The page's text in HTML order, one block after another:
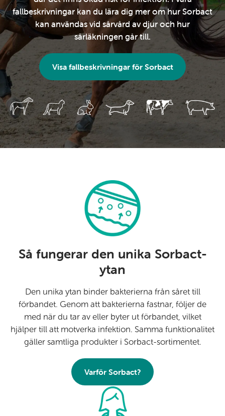
fallbeskrivningar kan du lära dig mer om hur Sorbact
kan användas vid sårvård av djur och hur
sårläkningen går till.
Visa fallbeskrivningar för Sorbact
Så fungerar den unika Sorbact-
ytan
Den unika ytan binder bakterierna från såret till
förbandet. Genom att bakterierna fastnar, följer de
med när du tar av eller byter ut förbandet, vilket
hjälper till att motverka infektion. Samma funktionalitet
gäller samtliga produkter i Sorbact-sortimentet.
Varför Sorbact?